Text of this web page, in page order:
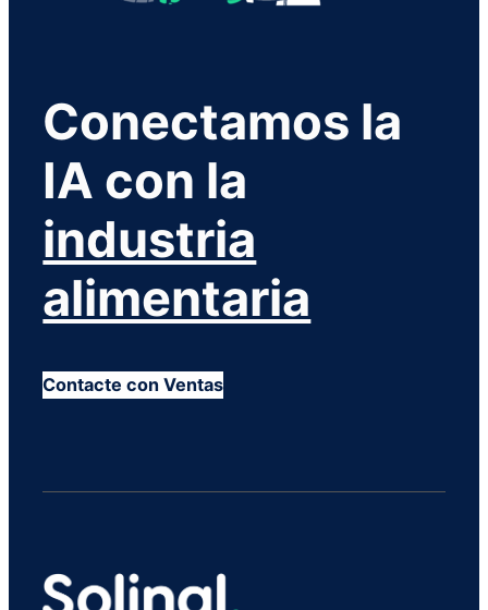
Conectamos la
IA con la
industria
alimentaria
Contacte con Ventas